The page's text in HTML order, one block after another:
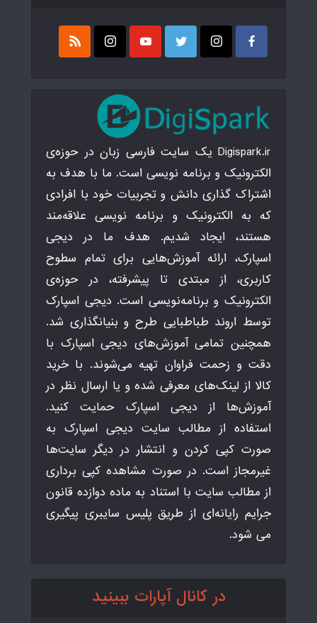
Digispark.ir یک سایت فارسی زبان در حوزه‌ی
الکترونیک و برنامه نویسی است. ما با هدف به
اشتراک گذاری دانش و تجربیات خود با افرادی
که به الکترونیک و برنامه نویسی علاقه‌مند
هستند، ایجاد شدیم. هدف ما در دیجی
اسپارک، ارائه آموزش‌هایی برای تمام سطوح
کاربری، از مبتدی تا پیشرفته، در حوزه‌ی
الکترونیک و برنامه‌نویسی است. دیجی اسپارک
توسط اروند طباطبایی طرح و بنیانگذاری شد.
همچنین تمامی آموزش‌های دیجی اسپارک با
دقت و زحمت فراوان تهیه می‌شوند. با خرید
کالا از لینک‌های معرفی شده و یا ارسال نظر در
آموزش‌ها از دیجی اسپارک حمایت کنید.
استفاده از مطالب سایت دیجی اسپارک به
صورت کپی کردن و انتشار در دیگر سایت‌ها
غیرمجاز است. در صورت مشاهده کپی برداری
از مطالب سایت با استناد به ماده دوازده قانون
جرایم رایانه‌ای از طریق پلیس سایبری پیگیری
می شود.
در کانال آپارات ببینید